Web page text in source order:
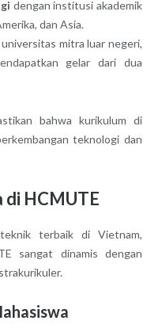
dengan institusi akademik
dan Asia.
mitra luar negeri,
gelar dari dua
bahwa kurikulum di
teknologi dan
di HCMUTE
terbaik di Vietnam,
sangat dinamis dengan